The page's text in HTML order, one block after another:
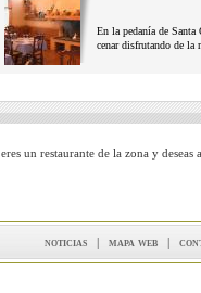
En la pedanía de
cenar disfrutando de la
un restaurante de la zona y deseas
noticias | mapa web |